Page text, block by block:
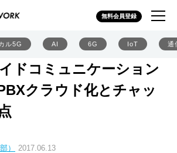
無料会員登録
ル5G AI 6G IoT 通
ドコミュニケーション
クラウド化とチャッ
） 2017.06.13